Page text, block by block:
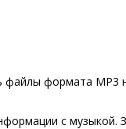
файлы формата MP3
с музыкой.